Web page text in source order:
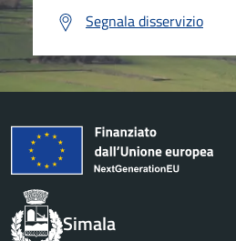
Segnala disservizio
Simala